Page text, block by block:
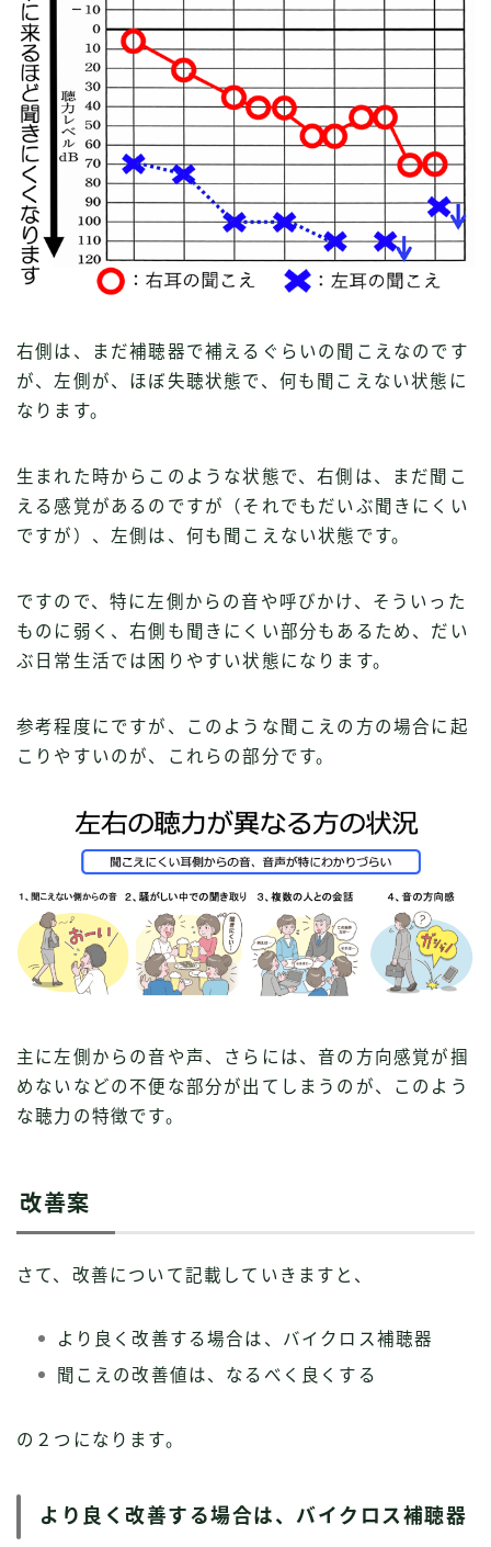
右側は、まだ補聴器で補えるぐらいの聞こえなのです
が、左側が、ほぼ失聴状態で、何も聞こえない状態に
なります。
生まれた時からこのような状態で、右側は、まだ聞こ
える感覚があるのですが（それでもだいぶ聞きにくい
ですが）、左側は、何も聞こえない状態です。
ですので、特に左側からの音や呼びかけ、そういった
ものに弱く、右側も聞きにくい部分もあるため、だい
ぶ日常生活では困りやすい状態になります。
参考程度にですが、このような聞こえの方の場合に起
こりやすいのが、これらの部分です。
主に左側からの音や声、さらには、音の方向感覚が掴
めないなどの不便な部分が出てしまうのが、このよう
な聴力の特徴です。
改善案
さて、改善について記載していきますと、
より良く改善する場合は、バイクロス補聴器
聞こえの改善値は、なるべく良くする
の２つになります。
より良く改善する場合は、バイクロス補聴器